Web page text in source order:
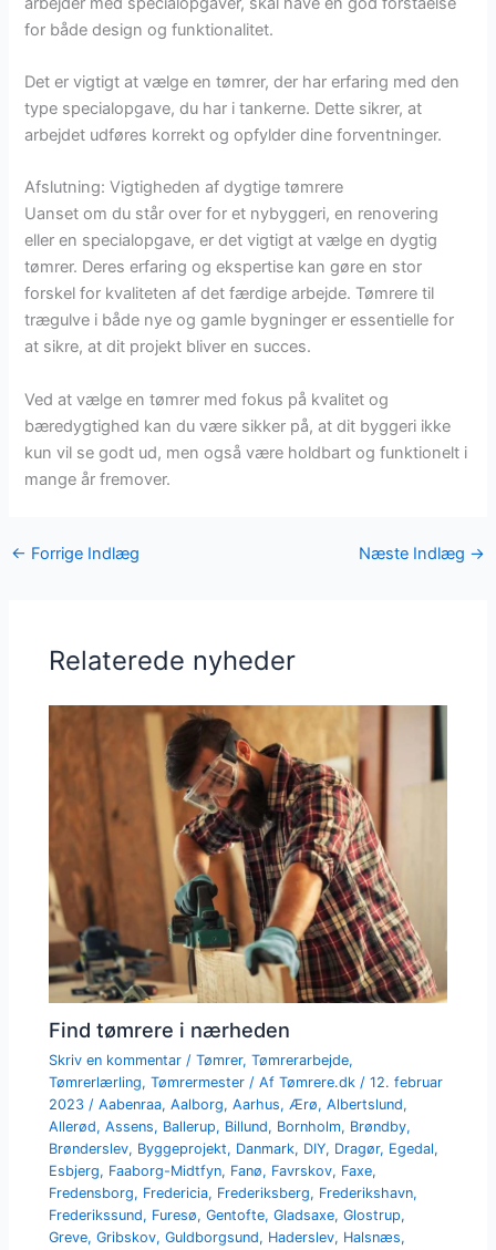
for både design og funktionalitet.
Det er vigtigt at vælge en tømrer, der har erfaring med den
type specialopgave, du har i tankerne. Dette sikrer, at
arbejdet udføres korrekt og opfylder dine forventninger.
Afslutning: Vigtigheden af dygtige tømrere
Uanset om du står over for et nybyggeri, en renovering
eller en specialopgave, er det vigtigt at vælge en dygtig
tømrer. Deres erfaring og ekspertise kan gøre en stor
forskel for kvaliteten af det færdige arbejde. Tømrere til
trægulve i både nye og gamle bygninger er essentielle for
at sikre, at dit projekt bliver en succes.
Ved at vælge en tømrer med fokus på kvalitet og
bæredygtighed kan du være sikker på, at dit byggeri ikke
kun vil se godt ud, men også være holdbart og funktionelt i
mange år fremover.
← Forrige Indlæg Næste Indlæg →
Relaterede nyheder
Find tømrere i nærheden
Skriv en kommentar /Tømrer,Tømrerarbejde,
Tømrerlærling,Tømrermester / AfTømrere.dk/12. februar
2023/Aabenraa,Aalborg,Aarhus,Ærø,Albertslund,
Allerød,Assens, Ballerup, Billund, Bornholm, Brøndby,
Brønderslev, Byggeprojekt, Danmark, DIY, Dragør, Egedal,
Esbjerg, Faaborg-Midtfyn, Fanø, Favrskov, Faxe,
Fredensborg, Fredericia, Frederiksberg, Frederikshavn,
Frederikssund, Furesø,Gentofte,Gladsaxe,Glostrup,
Greve,Gribskov,Guldborgsund, Haderslev, Halsnæs,